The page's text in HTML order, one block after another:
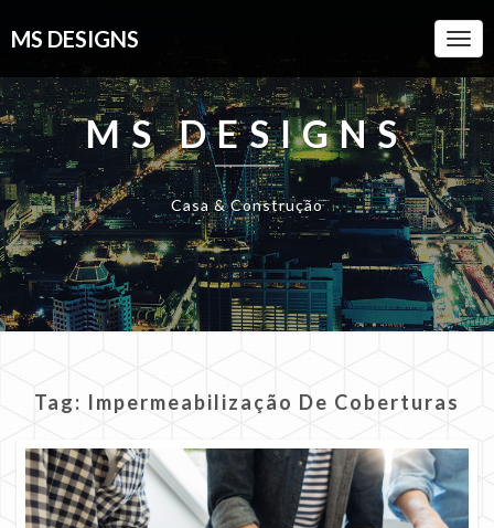
MS DESIGNS
MS DESIGNS
Casa & Construção
Tag: Impermeabilização De Coberturas